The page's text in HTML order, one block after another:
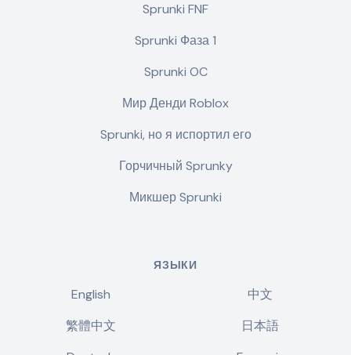
Sprunki FNF
Sprunki Фаза 1
Sprunki OC
Мир Денди Roblox
Sprunki, но я испортил его
Горчичный Sprunky
Микшер Sprunki
ЯЗЫКИ
English
中文
繁體中文
日本語